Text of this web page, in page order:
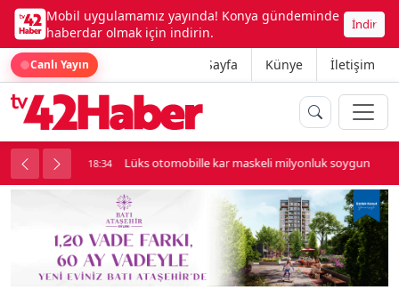
Mobil uygulamamız yayında! Konya gündeminde
haberdar olmak için indirin.
İndir
Canlı Yayın Ana Sayfa Künye İletişim
kavga çıktı 18:34 Lüks otomobille kar maskeli milyonluk soygun